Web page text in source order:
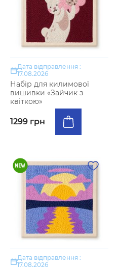
Дата відправлення :
17.08.2026
Набір для килимової
вишивки «Зайчик з
квіткою»
1299 грн
Дата відправлення :
17.08.2026